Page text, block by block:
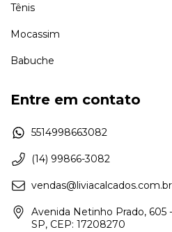
Tênis
Mocassim
Babuche
Entre em contato
5514998663082
(14) 99866-3082
vendas@liviacalcados.com.br
Avenida Netinho Prado, 605
SP, CEP: 17208270